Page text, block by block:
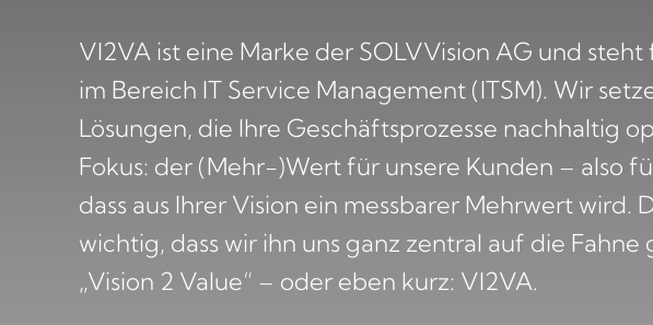
VI2VA ist eine Marke der SOLVVision AG und
im Bereich IT Service Management (ITSM). Wir
Lösungen, die Ihre Geschäftsprozesse nachhaltig
Fokus: der (Mehr-)Wert für unsere Kunden – also
dass aus Ihrer Vision ein messbarer Mehrwert wird.
wichtig, dass wir ihn uns ganz zentral auf die
„Vision 2 Value“ – oder eben kurz: VI2VA.